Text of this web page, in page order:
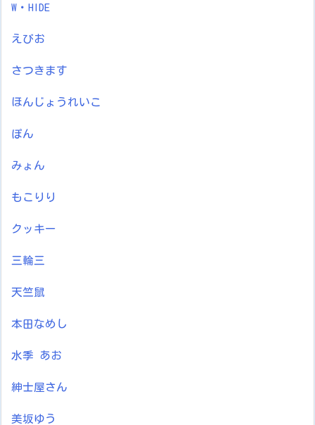
W・HIDE
えびお
さつきます
ほんじょうれいこ
ぽん
みょん
もこりり
クッキー
三輪三
天竺鼠
本田なめし
水季 あお
紳士屋さん
美坂ゆう